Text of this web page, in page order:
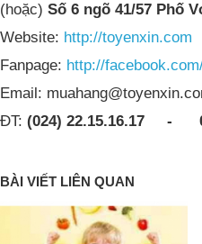
(hoặc) Số 6 ngõ 41/57 Phố
Website: http://toyenxin.com
Fanpage: http://
Email:
ĐT: (024) 22.15.16.17 -
BÀI VIẾT LIÊN QUAN